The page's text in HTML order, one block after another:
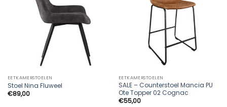
EETKAMERSTOELEN
Stoel Nina Fluweel
€89,00
EETKAMERSTOELEN
SALE – Counterstoel Mancia PU
Ote Topper 02 Cognac
€55,00